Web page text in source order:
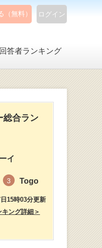
ログイン
（無料）
回答者ランキング
総合ラン
イ
3 Togo
15時03分更新
ング詳細＞